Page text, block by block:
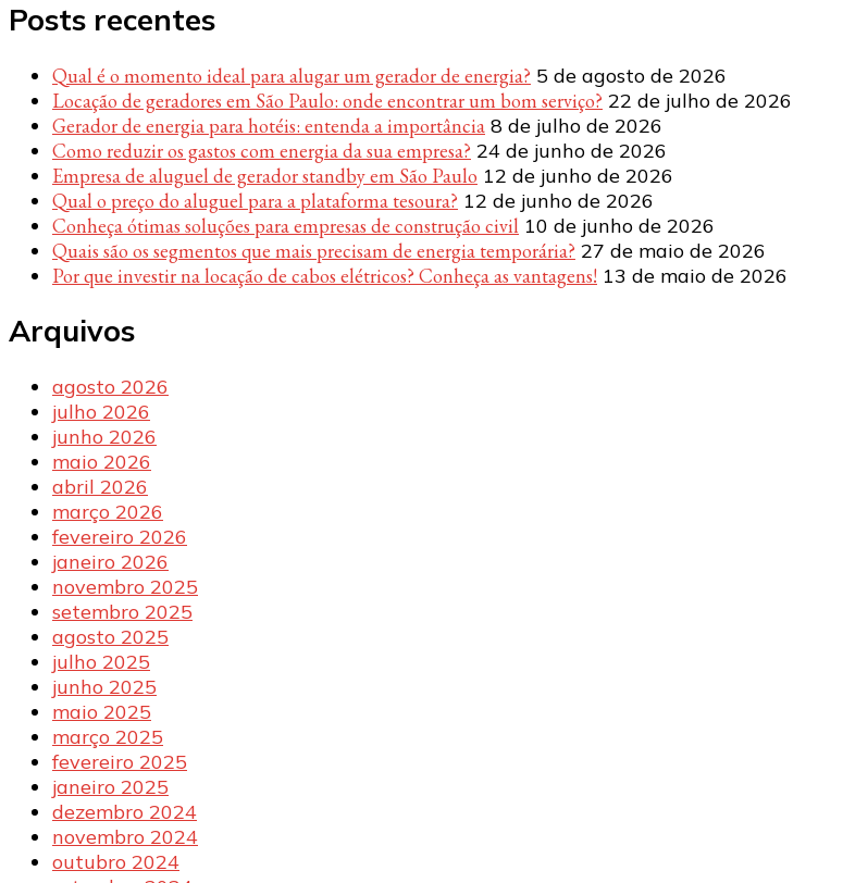
Posts recentes
Qual é o momento ideal para alugar um gerador de energia? 5 de agosto de 2026
Locação de geradores em São Paulo: onde encontrar um bom serviço? 22 de julho de 2026
Gerador de energia para hotéis: entenda a importância 8 de julho de 2026
Como reduzir os gastos com energia da sua empresa? 24 de junho de 2026
Empresa de aluguel de gerador standby em São Paulo 12 de junho de 2026
Qual o preço do aluguel para a plataforma tesoura? 12 de junho de 2026
Conheça ótimas soluções para empresas de construção civil 10 de junho de 2026
Quais são os segmentos que mais precisam de energia temporária? 27 de maio de 2026
Por que investir na locação de cabos elétricos? Conheça as vantagens! 13 de maio de 2026
Arquivos
agosto 2026
julho 2026
junho 2026
maio 2026
abril 2026
março 2026
fevereiro 2026
janeiro 2026
novembro 2025
setembro 2025
agosto 2025
julho 2025
junho 2025
maio 2025
março 2025
fevereiro 2025
janeiro 2025
dezembro 2024
novembro 2024
outubro 2024